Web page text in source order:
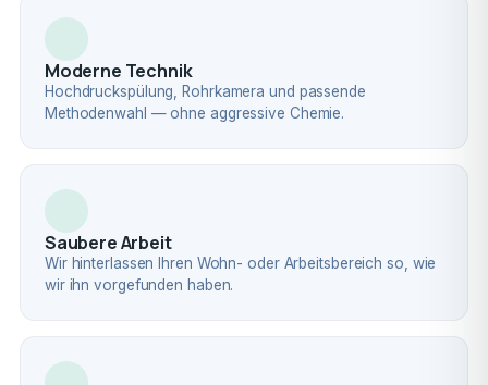
Moderne Technik
Hochdruckspülung, Rohrkamera und passende
Methodenwahl — ohne aggressive Chemie.
Saubere Arbeit
Wir hinterlassen Ihren Wohn- oder Arbeitsbereich so, wie
wir ihn vorgefunden haben.